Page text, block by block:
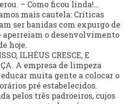
– Como ficou linda!…
mais cautela: Críticas
ser banidas com expurgo de
aperreiam o desenvolvimento
hoje.
ILHÉUS CRESCE, E
A empresa de limpeza
muita gente a colocar o
pré estabelecidos.
pelos três padroeiros, cujos